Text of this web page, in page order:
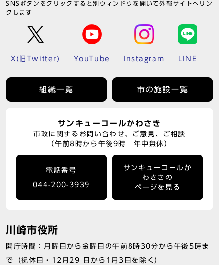
SNSボタンをクリックすると別ウィンドウを開いて外部サイトへリン
クします
X(旧Twitter) YouTube Instagram LINE
組織一覧 市の施設一覧
サンキューコールかわさき
市政に関するお問い合わせ、ご意見、ご相談
（午前8時から午後9時 年中無休）
電話番号
044-200-3939
サンキューコールか
わさきの
ページを見る
川崎市役所
開庁時間：月曜日から金曜日の午前8時30分から午後5時ま
で（祝休日・12月29 日から1月3日を除く）